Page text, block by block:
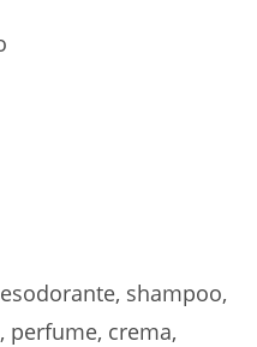
shampoo,
perfume, crema,